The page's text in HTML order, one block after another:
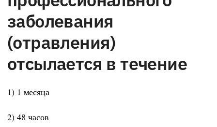
заболевания
(отравления)
отсылается в течение
1) 1 месяца
2) 48 часов